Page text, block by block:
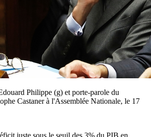
Philippe (g) et porte-parole du
Castaner à l'Assemblée Nationale, le 17
juste sous le seuil des 3% du PIB en